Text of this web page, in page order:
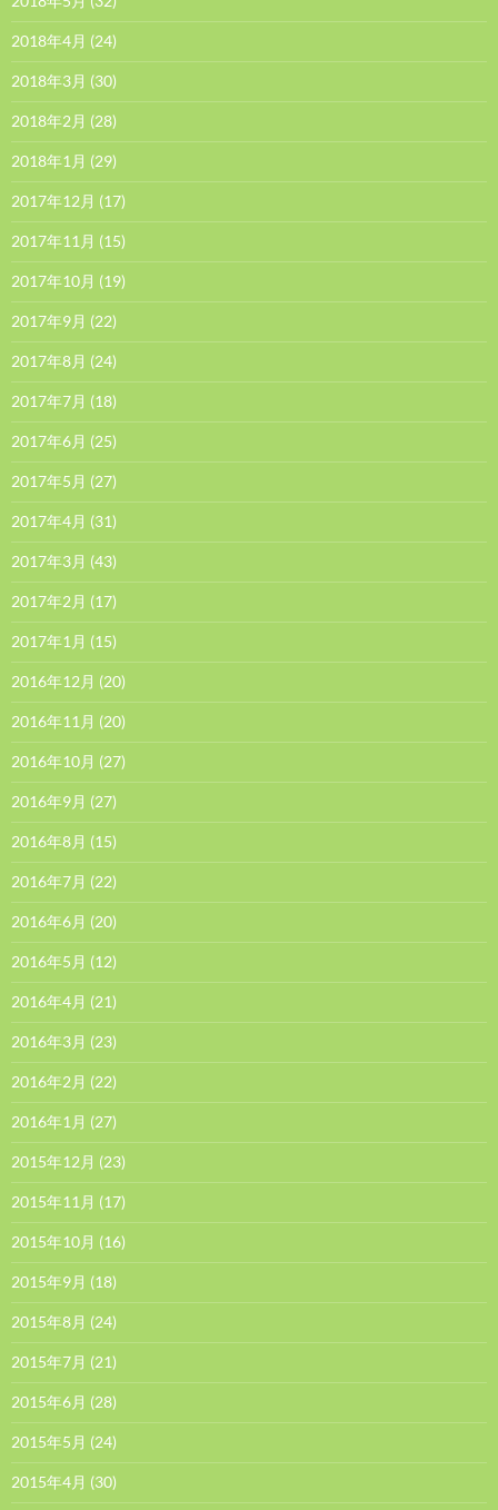
2018年4月 (24)
2018年3月 (30)
2018年2月 (28)
2018年1月 (29)
2017年12月 (17)
2017年11月 (15)
2017年10月 (19)
2017年9月 (22)
2017年8月 (24)
2017年7月 (18)
2017年6月 (25)
2017年5月 (27)
2017年4月 (31)
2017年3月 (43)
2017年2月 (17)
2017年1月 (15)
2016年12月 (20)
2016年11月 (20)
2016年10月 (27)
2016年9月 (27)
2016年8月 (15)
2016年7月 (22)
2016年6月 (20)
2016年5月 (12)
2016年4月 (21)
2016年3月 (23)
2016年2月 (22)
2016年1月 (27)
2015年12月 (23)
2015年11月 (17)
2015年10月 (16)
2015年9月 (18)
2015年8月 (24)
2015年7月 (21)
2015年6月 (28)
2015年5月 (24)
2015年4月 (30)